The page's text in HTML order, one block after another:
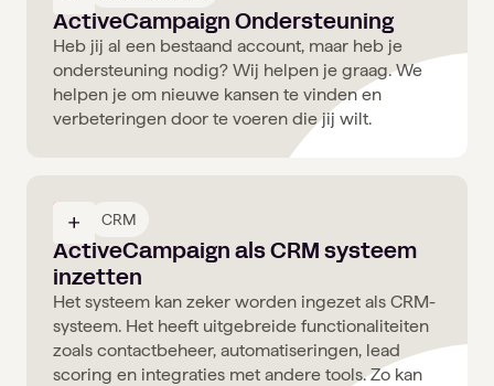
ActiveCampaign Ondersteuning
Heb jij al een bestaand account, maar heb je
ondersteuning nodig? Wij helpen je graag. We
helpen je om nieuwe kansen te vinden en
verbeteringen door te voeren die jij wilt.
05 CRM
ActiveCampaign als CRM systeem
inzetten
Het systeem kan zeker worden ingezet als CRM-
systeem. Het heeft uitgebreide functionaliteiten
zoals contactbeheer, automatiseringen, lead
scoring en integraties met andere tools. Zo kan